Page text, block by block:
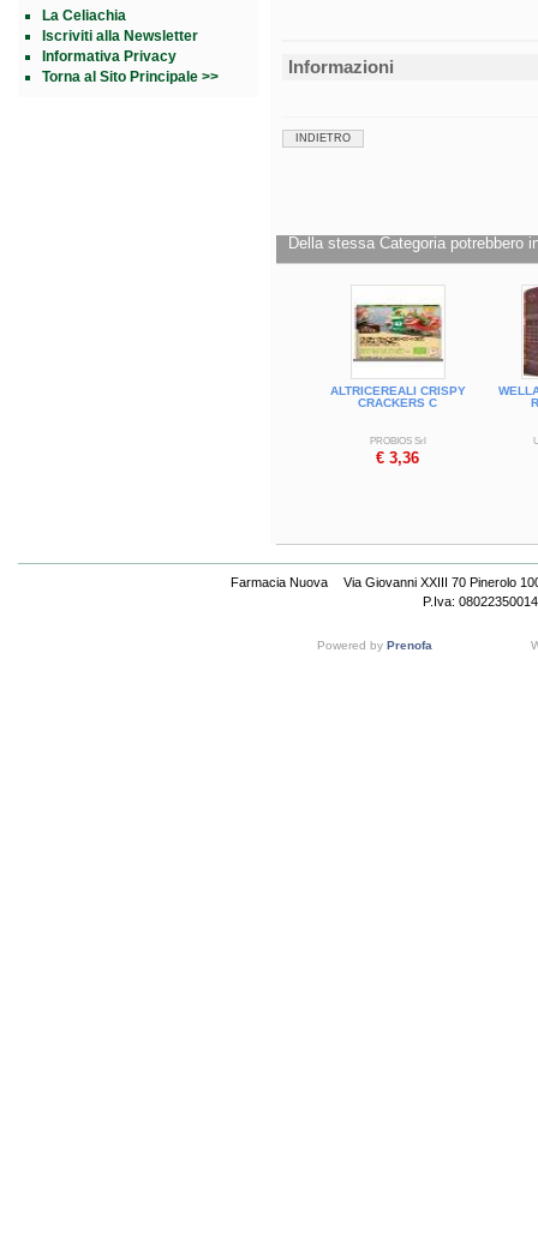
La Celiachia
Iscriviti alla Newsletter
Informativa Privacy
Torna al Sito Principale >>
Fibre
Proteine
Conservare a temperatura ambiente.
Validità a confezionamento integro: 9
Cod.PAN236
Informazioni
INDIETRO
Della stessa Categoria potrebbero
ALTRICEREALI CRISPY
CRACKERS C
PROBIOS Srl
€ 3,36
Farmacia Nuova
Via Giovanni XXIII 70 Pinerolo
P.Iva: 08022350014
Powered by Prenofa